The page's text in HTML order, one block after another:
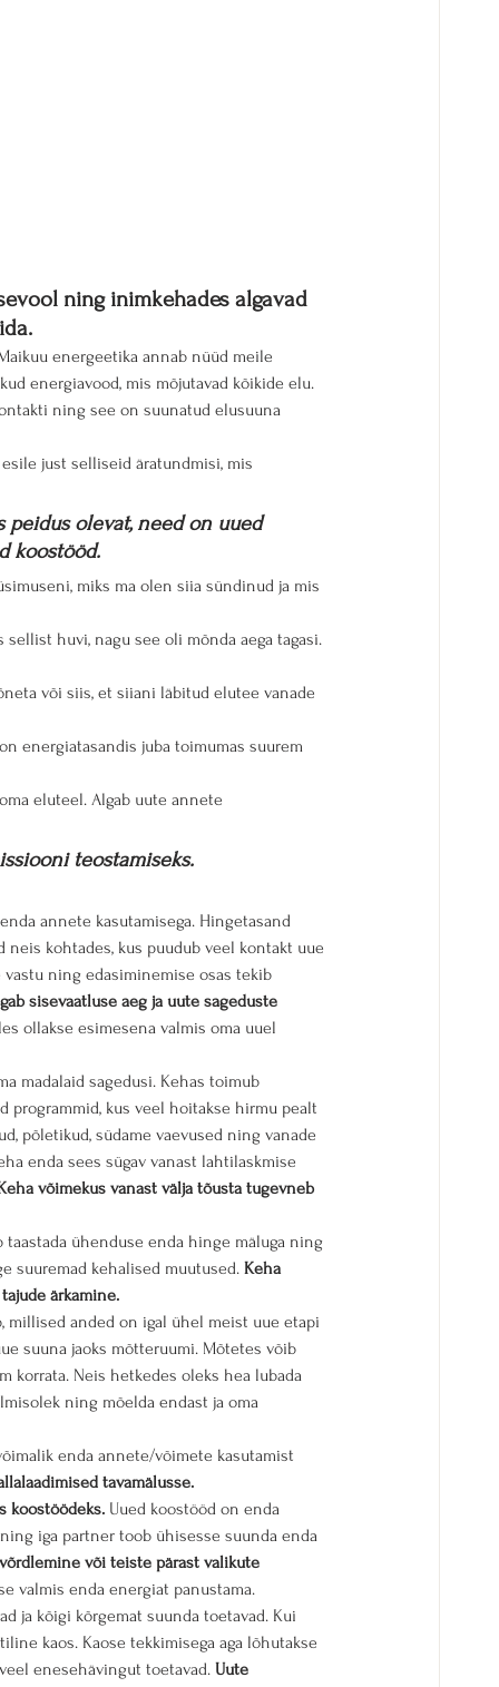
ning inimkehades algavad
energeetika annab nüüd meile
energiavood, mis mõjutavad kõikide elu.
ning see on suunatud elusuuna
just selliseid äratundmisi, mis
peidus olevat, need on uued
koostööd.
miks ma olen siia sündinud ja mis
huvi, nagu see oli mõnda aega tagasi.
või siis, et siiani läbitud elutee vanade
energiatasandis juba toimumas suurem
eluteel. Algab uute annete
teostamiseks.
annete kasutamisega. Hingetasand
neis kohtades, kus puudub veel kontakt uue
vastu ning edasiminemise osas tekib
sisevaatluse aeg ja uute sageduste
ollakse esimesena valmis oma uuel
madalaid sagedusi. Kehas toimub
programmid, kus veel hoitakse hirmu pealt
põletikud, südame vaevused ning vanade
enda sees sügav vanast lahtilaskmise
võimekus vanast välja tõusta tugevneb
taastada ühenduse enda hinge mäluga ning
suuremad kehalised muutused. Keha
ärkamine.
millised anded on igal ühel meist uue etapi
suuna jaoks mõtteruumi. Mõtetes võib
korrata. Neis hetkedes oleks hea lubada
ning mõelda endast ja oma
enda annete/võimete kasutamist
tavamälusse.
koostöödeks. Uued koostööd on enda
iga partner toob ühisesse suunda enda
või teiste pärast valikute
valmis enda energiat panustama.
ja kõigi kõrgemat suunda toetavad. Kui
kaos. Kaose tekkimisega aga lõhutakse
enesehävingut toetavad. Uute